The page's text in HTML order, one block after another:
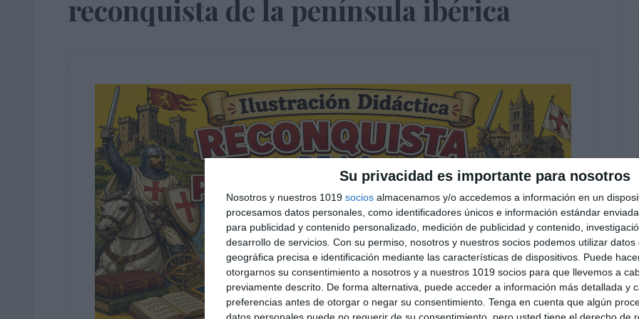
Su privacidad es importante para nosotros
Nosotros y nuestros 1019 socios almacenamos y/o accedemos a información en un
procesamos datos personales, como identificadores únicos e información estándar
para publicidad y contenido personalizado, medición de publicidad y contenido,
desarrollo de servicios. Con su permiso, nosotros y nuestros socios podemos utilizar datos
geográfica precisa e identificación mediante las características de dispositivos. Puede
otorgarnos su consentimiento a nosotros y a nuestros 1019 socios para que llevemos a
previamente descrito. De forma alternativa, puede acceder a información más detallada y
preferencias antes de otorgar o negar su consentimiento. Tenga en cuenta que algún
reconquista de la península ibérica